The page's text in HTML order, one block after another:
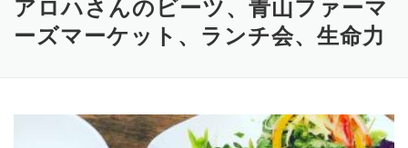
会社概要 公式オンラインショップ
アロハさんのビーツ、青山ファーマ
ーズマーケット、ランチ会、生命力